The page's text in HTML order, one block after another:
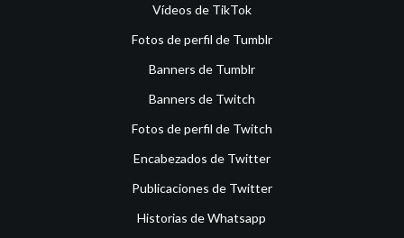
Vídeos de TikTok
Fotos de perfil de Tumblr
Banners de Tumblr
Banners de Twitch
Fotos de perfil de Twitch
Encabezados de Twitter
Publicaciones de Twitter
Historias de Whatsapp